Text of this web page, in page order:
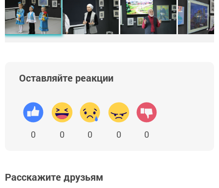
Оставляйте реакции
0 0 0 0 0
Расскажите друзьям